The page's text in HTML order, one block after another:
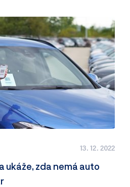
13. 12. 2022
ukáže, zda nemá auto